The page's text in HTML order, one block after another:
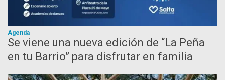
Agenda
Se viene una nueva edición de “La Peña
en tu Barrio” para disfrutar en familia